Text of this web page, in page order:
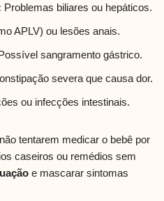
Problemas biliares ou hepáticos.
APLV) ou lesões anais.
sangramento gástrico.
severa que causa dor.
ou infecções intestinais.
tentarem medicar o bebê por
caseiros ou remédios sem
e mascarar sintomas